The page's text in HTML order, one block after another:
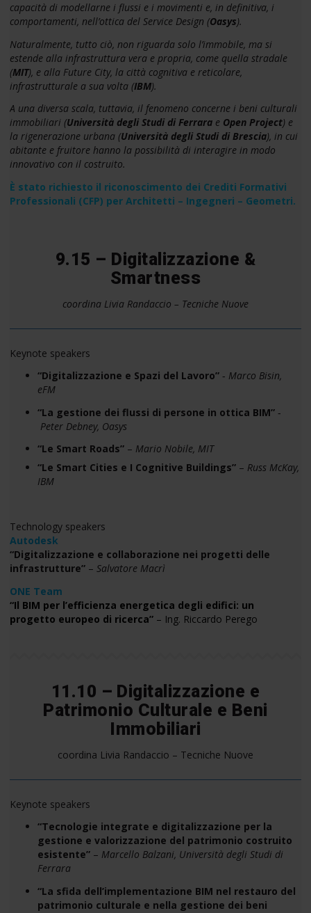
capacità di modellarne i flussi e i movimenti e, in definitiva, i
comportamenti, nell’ottica del Service Design (Oasys).
Naturalmente, tutto ciò, non riguarda solo l’immobile, ma si
estende alla infrastruttura vera e propria, come quella stradale
(MIT), e alla Future City, la città cognitiva e reticolare,
infrastrutturale a sua volta (IBM).
A una diversa scala, tuttavia, il fenomeno concerne i beni culturali
immobiliari (Università degli Studi di Ferrara e Open Project) e
la rigenerazione urbana (Università degli Studi di Brescia), in cui
abitante e fruitore hanno la possibilità di interagire in modo
innovativo con il costruito.
È stato richiesto il riconoscimento dei Crediti Formativi
Professionali (CFP) per Architetti – Ingegneri – Geometri.
9.15 – Digitalizzazione &
Smartness
coordina Livia Randaccio – Tecniche Nuove
Keynote speakers
“Digitalizzazione e Spazi del Lavoro” ‐ Marco Bisin,
eFM
“La gestione dei flussi di persone in ottica BIM” ‐
Peter Debney, Oasys
“Le Smart Roads” – Mario Nobile, MIT
“Le Smart Cities e I Cognitive Buildings” – Russ McKay,
IBM
Technology speakers
Autodesk
“Digitalizzazione e collaborazione nei progetti delle
infrastrutture” – Salvatore Macrì
ONE Team
“Il BIM per l’efficienza energetica degli edifici: un
progetto europeo di ricerca” – Ing. Riccardo Perego
11.10 – Digitalizzazione e
Patrimonio Culturale e Beni
Immobiliari
coordina Livia Randaccio – Tecniche Nuove
Keynote speakers
“Tecnologie integrate e digitalizzazione per la
gestione e valorizzazione del patrimonio costruito
esistente” – Marcello Balzani, Università degli Studi di
Ferrara
“La sfida dell’implementazione BIM nel restauro del
patrimonio culturale e nella gestione dei beni